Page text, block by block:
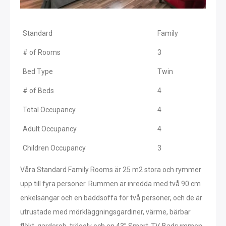
Standard Family
# of Rooms 3
Bed Type Twin
# of Beds 4
Total Occupancy 4
Adult Occupancy 4
Children Occupancy 3
Våra Standard Family Rooms är 25 m2 stora och rymmer
upp till fyra personer. Rummen är inredda med två 90 cm
enkelsängar och en bäddsoffa för två personer, och de är
utrustade med mörkläggningsgardiner, värme, bärbar